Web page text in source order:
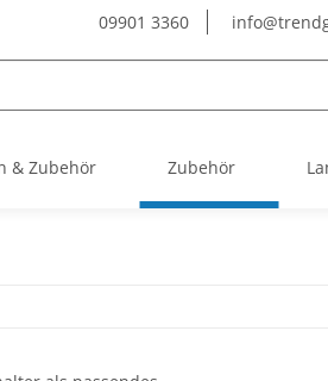
09901 3360
& Zubehör Zubehör